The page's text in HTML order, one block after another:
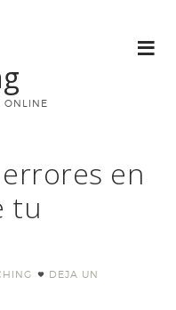
ONLINE
en
tu
DEJA UN